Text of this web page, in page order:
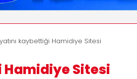
kaybettiği Hamidiye Sitesi
Hamidiye Sitesi